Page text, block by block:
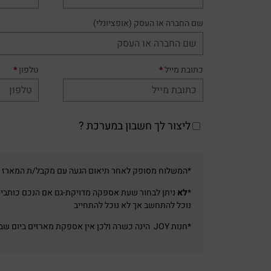
שם החברה או העסק (אופציונלי)
כתובת מייל* טלפון*
ליצור לך חשבון במערכת ?
*המשלוח מסופק לאחר תיאום הגעה עם מקבל/ת המארז
*לא ניתן לבחור שעת אספקה מדויקת-גם אם הנכם
נוכל להתחשב אך לא נוכל להתחייב
*חנות JOY הינה כשרה ולכן אין אספקת מארזים ביום שבת או מוצאי שבת